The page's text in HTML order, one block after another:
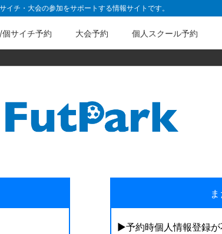
チ・大会の参加をサポートする情報サイトです。
サイチ予約 大会予約 個人スクール予約
▶︎予約時個人情報登録